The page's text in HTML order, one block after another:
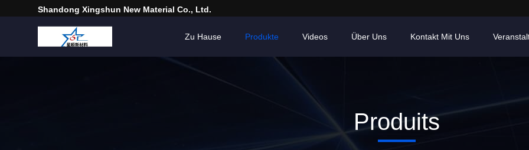
Shandong Xingshun New Material Co., Ltd.
Zu Hause Produkte Videos Über Uns Kontakt Mit Uns
Produits